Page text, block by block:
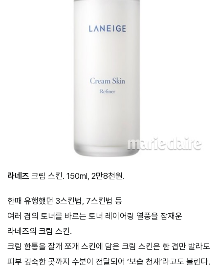
라네즈 크림 스킨. 150ml, 2만8천원.
한때 유행했던 3스킨법, 7스킨법 등
여러 겹의 토너를 바르는 토너 레이어링 열풍을 잠재운
라네즈의 크림 스킨.
크림 한통을 잘개 쪼개 스킨에 담은 크림 스킨은 한 겹만 발라도
피부 깊숙한 곳까지 수분이 전달되어 ‘보습 천재’라고도 불린다.